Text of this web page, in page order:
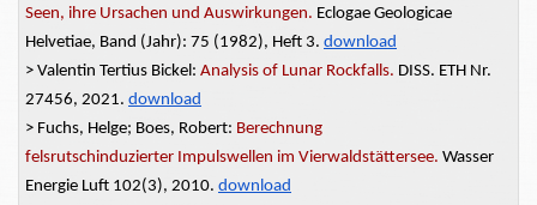
Seen, ihre Ursachen und Auswirkungen. Eclogae Geologicae
Helvetiae, Band (Jahr): 75 (1982), Heft 3. download
> Valentin Tertius Bickel: Analysis of Lunar Rockfalls. DISS. ETH Nr.
27456, 2021. download
> Fuchs, Helge; Boes, Robert: Berechnung
felsrutschinduzierter Impulswellen im Vierwaldstättersee. Wasser
Energie Luft 102(3), 2010. download